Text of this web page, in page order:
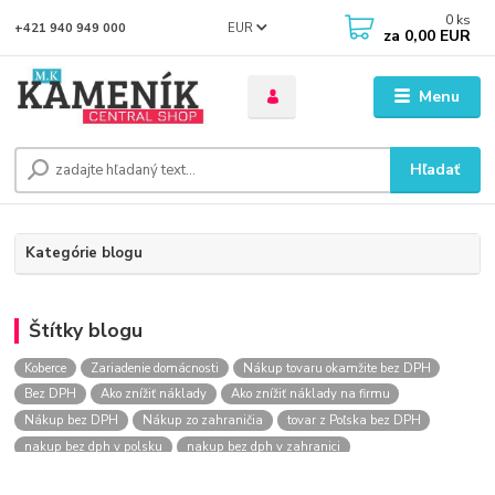
Menu
EUR
Hľadať
+421 940 949 000 0 ks
za 0,00 EUR
Kategórie blogu
Štítky blogu
Koberce Zariadenie domácnosti
Nákup tovaru okamžite bez DPH
Bez DPH
Ako znížiť náklady
Ako znížiť náklady na firmu
Nákup bez DPH
Nákup zo zahraničia
tovar z Poľska bez DPH
nakup bez dph v polsku
nakup bez dph v zahranici